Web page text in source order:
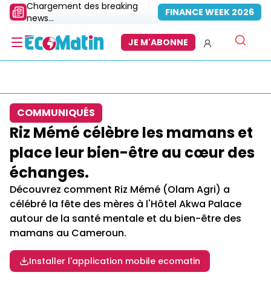
Chargement des breaking
news...
FINANCE WEEK 2026
JE M'ABONNE
COMMUNIQUÉS
Riz Mémé célèbre les mamans et
place leur bien-être au cœur des
échanges.
Découvrez comment Riz Mémé (Olam Agri) a
célébré la fête des mères à l'Hôtel Akwa Palace
autour de la santé mentale et du bien-être des
mamans au Cameroun.
Installer l'application mobile ecomatin